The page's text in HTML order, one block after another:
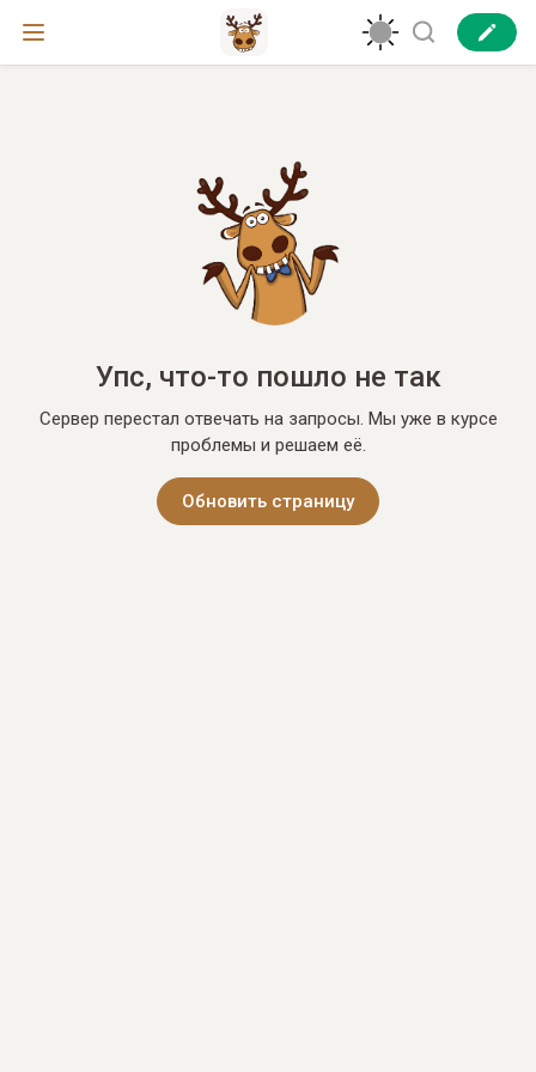
Упс, что-то пошло не так
Сервер перестал отвечать на запросы. Мы уже в курсе
проблемы и решаем её.
Обновить страницу